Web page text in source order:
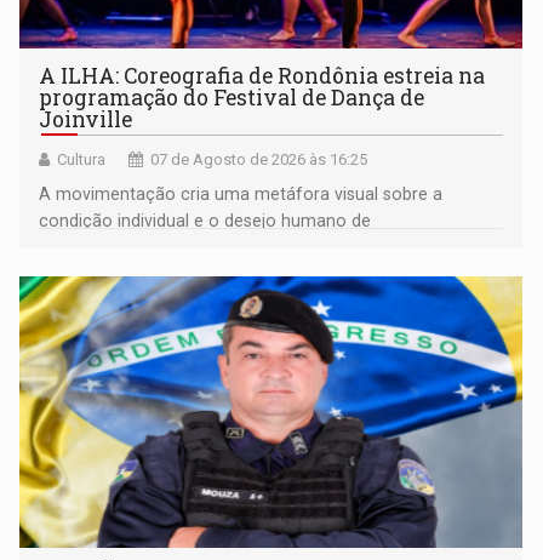
A ILHA: Coreografia de Rondônia estreia na
programação do Festival de Dança de
Joinville
Cultura 07 de Agosto de 2026 às 16:25
A movimentação cria uma metáfora visual sobre a
condição individual e o desejo humano de